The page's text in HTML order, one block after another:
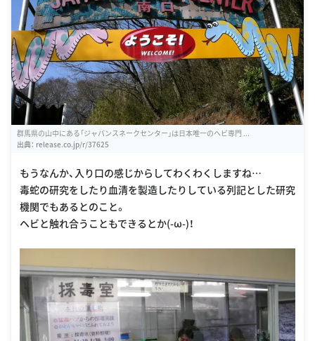
群馬県の山中にある「ジャパンスネークセンター」は日本唯一のヘビ専門 ...
出典： release.co.jp/r/37625
もうなんか、入り口の感じからしてわくわくしますね…
毒蛇の研究をしたり血清を製造したりしている列記とした研究
機関でもあるとのこと。
ヘビと触れ合うこともできるとか(-ω-)！